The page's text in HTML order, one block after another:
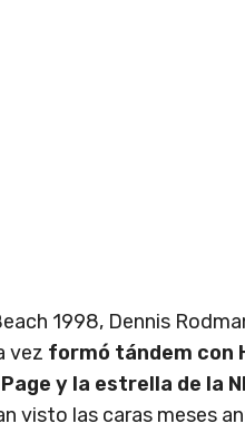
1998, Dennis
vez formó tándem con
y la estrella de la
visto las caras meses